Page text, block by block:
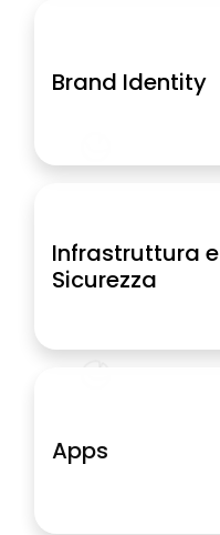
Brand Identity
Infrastruttura e
Sicurezza
Apps